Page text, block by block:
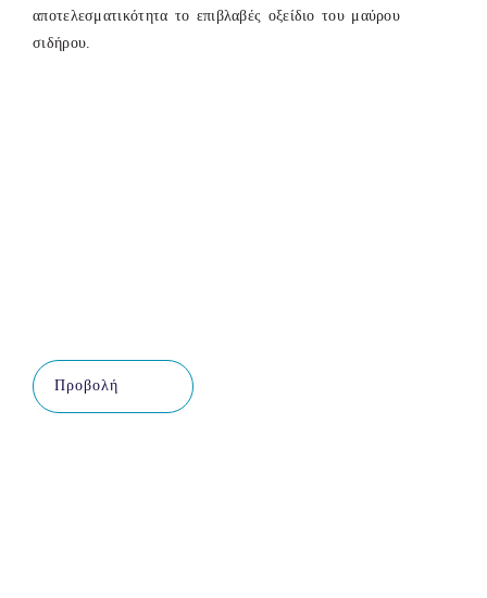
αποτελεσματικότητα το επιβλαβές οξείδιο του μαύρου
σιδήρου.
Προβολή